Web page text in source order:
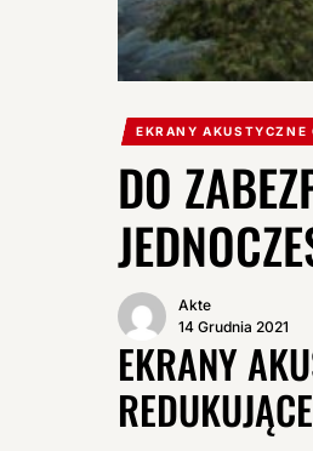
EKRANY AKUSTYCZNE
DO
Akte
14 Grudnia 2021
EKRANY